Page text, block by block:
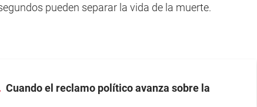
pueden separar la vida de la muerte.
Cuando el reclamo político avanza sobre la